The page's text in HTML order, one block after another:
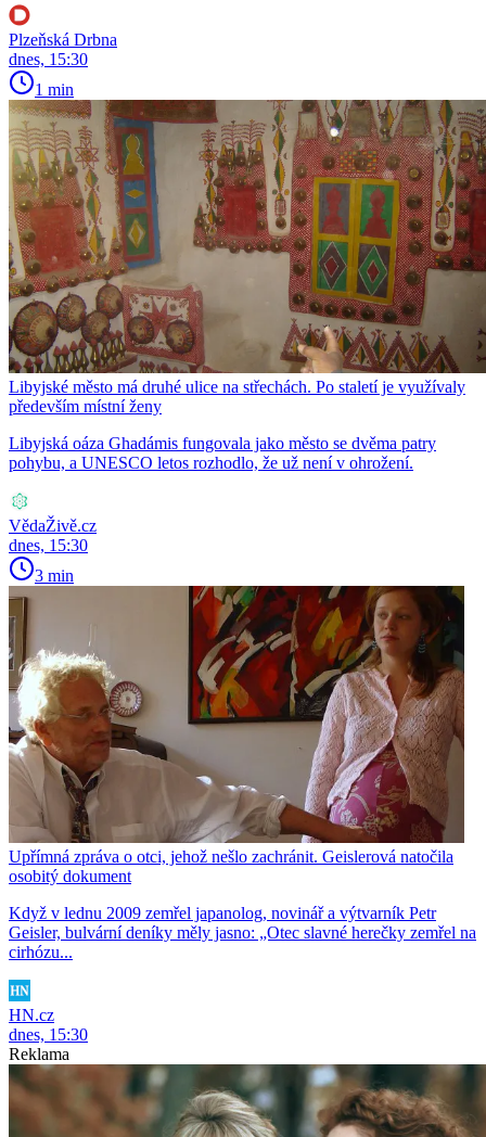
Plzeňská Drbna
dnes, 15:30
1 min
Libyjské město má druhé ulice na střechách. Po staletí je využívaly
především místní ženy
Libyjská oáza Ghadámis fungovala jako město se dvěma patry
pohybu, a UNESCO letos rozhodlo, že už není v ohrožení.
VědaŽivě.cz
dnes, 15:30
3 min
Upřímná zpráva o otci, jehož nešlo zachránit. Geislerová natočila
osobitý dokument
Když v lednu 2009 zemřel japanolog, novinář a výtvarník Petr
Geisler, bulvární deníky měly jasno: „Otec slavné herečky zemřel na
cirhózu...
HN.cz
dnes, 15:30
Reklama